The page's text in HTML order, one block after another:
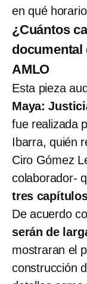
en qué
¿Cuántos
documental
AMLO
Esta pieza
Maya:
fue realizada
Ibarra, quién
Ciro Gómez
colaborador-
tres
De acuerdo
serán de
mostraran el
construcción